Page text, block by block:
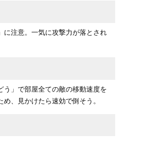
に注意。一気に攻撃力が落とされ
う」で部屋全ての敵の移動速度を
め、見かけたら速効で倒そう。